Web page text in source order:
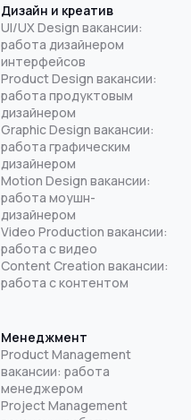
Дизайн и креатив
UI/UX Design вакансии:
работа дизайнером
интерфейсов
Product Design вакансии:
работа продуктовым
дизайнером
Graphic Design вакансии:
работа графическим
дизайнером
Motion Design вакансии:
работа моушн-
дизайнером
Video Production вакансии:
работа с видео
Content Creation вакансии:
работа с контентом
Менеджмент
Product Management
вакансии: работа
менеджером
Project Management